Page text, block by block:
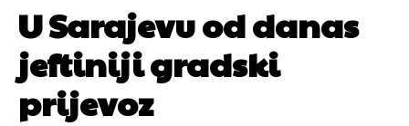
U Sarajevu od danas
jeftiniji gradski
prijevoz